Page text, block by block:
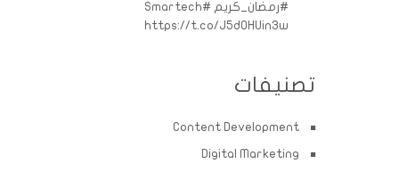
#رمضان_كريم #Smartech
https://t.co/J5d0HUin3w
تصنيفات
Content Development
Digital Marketing